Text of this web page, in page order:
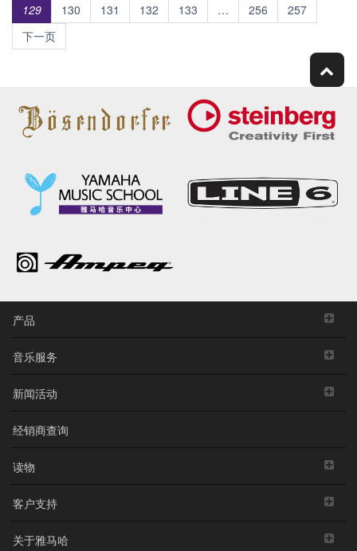
129
130 131 132 133 … 256
257
下一页
产品
音乐服务
新闻活动
经销商查询
读物
客户支持
关于雅马哈